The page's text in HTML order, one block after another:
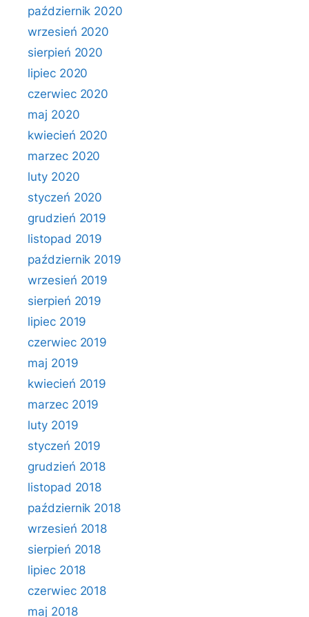
październik 2020
wrzesień 2020
sierpień 2020
lipiec 2020
czerwiec 2020
maj 2020
kwiecień 2020
marzec 2020
luty 2020
styczeń 2020
grudzień 2019
listopad 2019
październik 2019
wrzesień 2019
sierpień 2019
lipiec 2019
czerwiec 2019
maj 2019
kwiecień 2019
marzec 2019
luty 2019
styczeń 2019
grudzień 2018
listopad 2018
październik 2018
wrzesień 2018
sierpień 2018
lipiec 2018
czerwiec 2018
maj 2018